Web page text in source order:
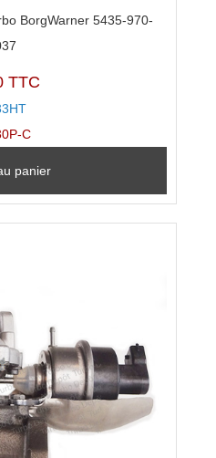
BorgWarner 5435-970-
TTC
C
panier